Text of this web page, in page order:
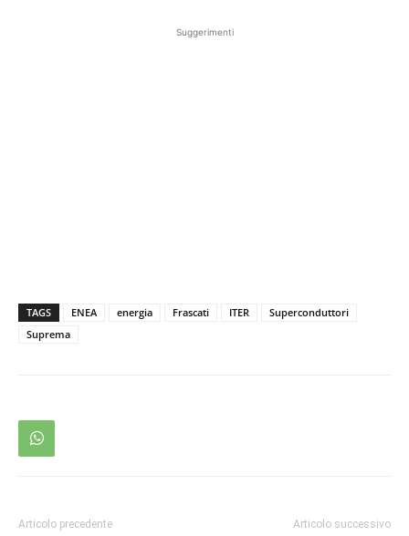
Suggerimenti
TAGS ENEA energia Frascati ITER
Superconduttori
Suprema
Articolo precedente Articolo successivo